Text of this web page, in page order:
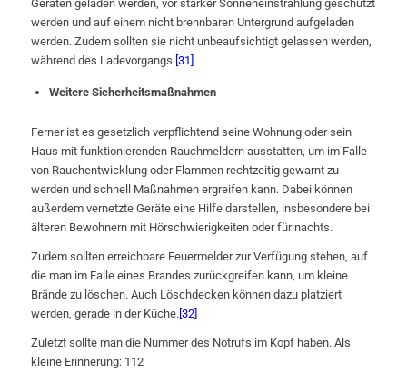
Geräten geladen werden, vor starker Sonneneinstrahlung geschützt
werden und auf einem nicht brennbaren Untergrund aufgeladen
werden. Zudem sollten sie nicht unbeaufsichtigt gelassen werden,
während des Ladevorgangs. [31]
Weitere Sicherheitsmaßnahmen
Ferner ist es gesetzlich verpflichtend seine Wohnung oder sein
Haus mit funktionierenden Rauchmeldern ausstatten, um im Falle
von Rauchentwicklung oder Flammen rechtzeitig gewarnt zu
werden und schnell Maßnahmen ergreifen kann. Dabei können
außerdem vernetzte Geräte eine Hilfe darstellen, insbesondere bei
älteren Bewohnern mit Hörschwierigkeiten oder für nachts.
Zudem sollten erreichbare Feuermelder zur Verfügung stehen, auf
die man im Falle eines Brandes zurückgreifen kann, um kleine
Brände zu löschen. Auch Löschdecken können dazu platziert
werden, gerade in der Küche. [32]
Zuletzt sollte man die Nummer des Notrufs im Kopf haben. Als
kleine Erinnerung: 112